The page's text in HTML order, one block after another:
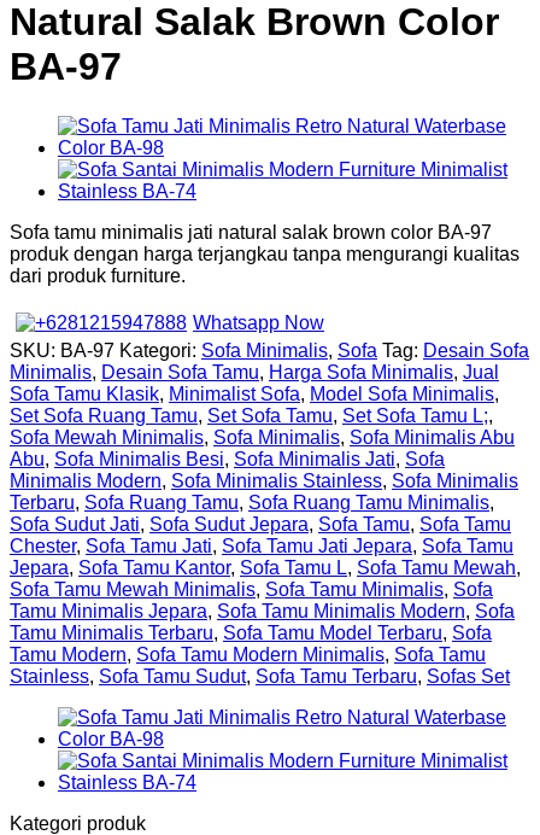
Natural Salak Brown Color
BA-97
Sofa tamu minimalis jati natural salak brown color BA-97
produk dengan harga terjangkau tanpa mengurangi kualitas
dari produk furniture.
Whatsapp Now
SKU: BA-97 Kategori: Sofa Minimalis, Sofa Tag: Desain Sofa
Minimalis, Desain Sofa Tamu, Harga Sofa Minimalis, Jual
Sofa Tamu Klasik, Minimalist Sofa, Model Sofa Minimalis,
Set Sofa Ruang Tamu, Set Sofa Tamu, Set Sofa Tamu L;,
Sofa Mewah Minimalis, Sofa Minimalis, Sofa Minimalis Abu
Abu, Sofa Minimalis Besi, Sofa Minimalis Jati, Sofa
Minimalis Modern, Sofa Minimalis Stainless, Sofa Minimalis
Terbaru, Sofa Ruang Tamu, Sofa Ruang Tamu Minimalis,
Sofa Sudut Jati, Sofa Sudut Jepara, Sofa Tamu, Sofa Tamu
Chester, Sofa Tamu Jati, Sofa Tamu Jati Jepara, Sofa Tamu
Jepara, Sofa Tamu Kantor, Sofa Tamu L, Sofa Tamu Mewah,
Sofa Tamu Mewah Minimalis, Sofa Tamu Minimalis, Sofa
Tamu Minimalis Jepara, Sofa Tamu Minimalis Modern, Sofa
Tamu Minimalis Terbaru, Sofa Tamu Model Terbaru, Sofa
Tamu Modern, Sofa Tamu Modern Minimalis, Sofa Tamu
Stainless, Sofa Tamu Sudut, Sofa Tamu Terbaru, Sofas Set
Kategori produk